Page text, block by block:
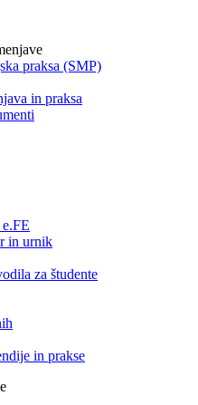
praksa (SMP)
in praksa
in urnik
za študente
in prakse